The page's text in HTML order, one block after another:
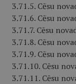
3.71.5. Cēsu
3.71.6. Cēsu
3.71.7. Cēsu
3.71.8. Cēsu
3.71.9. Cēsu
3.71.10. Cēsu
3.71.11. Cēsu